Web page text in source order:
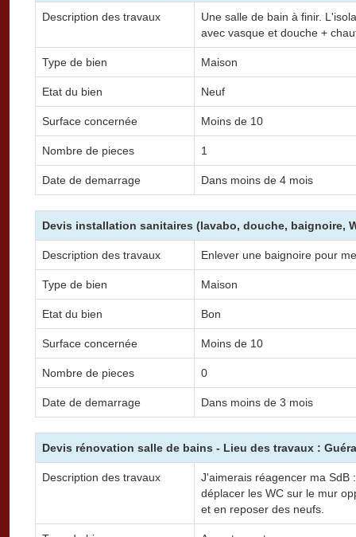
Description des travaux
Une salle de bain à finir.
avec vasque et douche +
Type de bien Maison
Etat du bien Neuf
Surface concernée Moins de 10
Nombre de pieces 1
Date de demarrage Dans moins de 4 mois
Devis installation sanitaires (lavabo, douche, baignoire,
Description des travaux Enlever une baignoire pour
Type de bien Maison
Etat du bien Bon
Surface concernée Moins de 10
Nombre de pieces 0
Date de demarrage Dans moins de 3 mois
Devis rénovation salle de bains - Lieu des travaux :
Description des travaux
J'aimerais réagencer ma SdB
déplacer les WC sur le mur
et en reposer des neufs.